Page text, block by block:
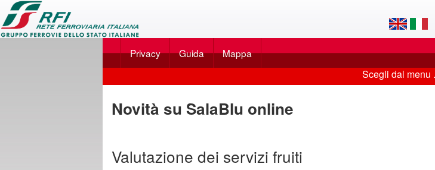
Applicazione
SalaBlu Privacy Guida Mappa
Scegli
dal
menu
Scegli dal menu
Novità su SalaBlu online
Valutazione dei servizi fruiti